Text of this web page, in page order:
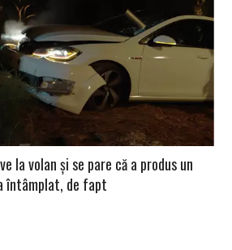
la volan și se pare că a produs un
întâmplat, de fapt